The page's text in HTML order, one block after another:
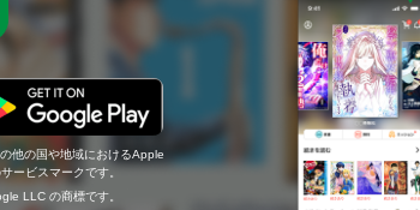
他の国や地域におけるApple
ービスマークです。
LLC の商標です。